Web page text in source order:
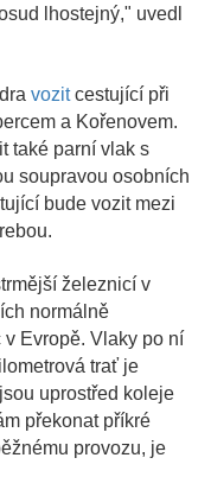
lhostejný," uvedl
vozitcestující při
a Kořenovem.
také parní vlak s
soupravou osobních
bude vozit mezi
železnicí v
normálně
Evropě. Vlaky po ní
trať je
uprostřed koleje
překonat příkré
provozu, je